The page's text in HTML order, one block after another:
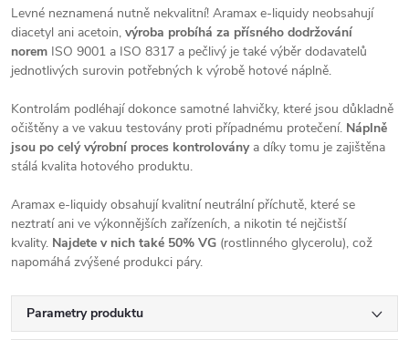
Levné neznamená nutně nekvalitní! Aramax e-liquidy neobsahují
diacetyl ani acetoin, výroba probíhá za přísného dodržování
norem ISO 9001 a ISO 8317 a pečlivý je také výběr dodavatelů
jednotlivých surovin potřebných k výrobě hotové náplně.
Kontrolám podléhají dokonce samotné lahvičky, které jsou důkladně
očištěny a ve vakuu testovány proti případnému protečení. Náplně
jsou po celý výrobní proces kontroloványa díky tomu je zajištěna
stálá kvalita hotového produktu.
Aramax e-liquidy obsahují kvalitní neutrální příchutě, které se
neztratí ani ve výkonnějších zařízeních, a nikotin té nejčistší
kvality. Najdete v nich také 50% VG (rostlinného glycerolu), což
napomáhá zvýšené produkci páry.
Parametry produktu